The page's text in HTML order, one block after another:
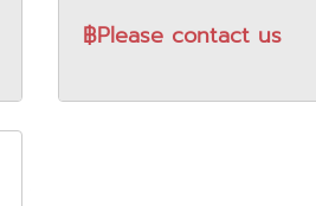
฿Please contact us